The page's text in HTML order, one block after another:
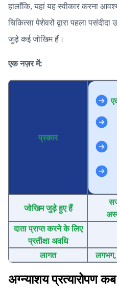
हालाँकि, यहां यह स्वीकार करना
चिकित्सा पेशेवरों द्वारा पहला
जुड़े कई जोखिम हैं।
एक नज़र में:
प्रकार
जोखिम जुड़े हुए हैं
दाता प्राप्त करने के लिए
प्रतीक्षा अवधि
लागत
अग्न्याशय प्रत्यारोपण कब